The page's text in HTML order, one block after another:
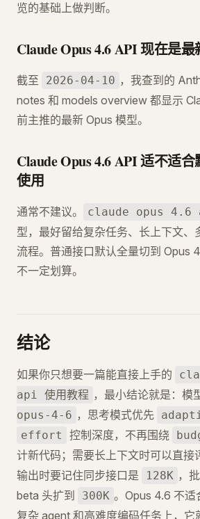
览的基础上做判断。
Claude Opus 4.6 API 现在是最
截至 2026-04-10 ，我查到的
notes 和 models overview 都显示
前主推的最新 Opus 模型。
Claude Opus 4.6 API 适不适
使用
通常不建议。 claude opus 4.6
型，最好留给复杂任务、长上下文、
流程。普通接口默认全量切到 Opus
不一定划算。
结论
如果你只想要一篇能直接上手的
api 使用教程 ，最小结论就是：模
opus-4-6 ，思考模式优先
effort 控制深度，不再围绕
计新代码；需要长上下文时可以直接
输出时要记住同步接口是
128K ，
beta 头扩到
300K 。Opus 4.6 不适
复杂 agent 和高难度编码任务上，它